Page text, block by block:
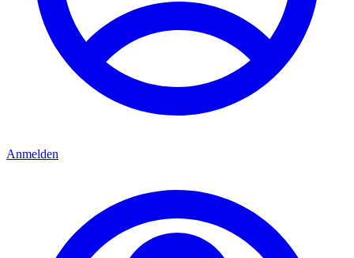
Anmelden